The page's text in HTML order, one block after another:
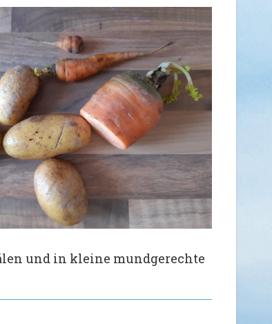
und in kleine mundgerechte